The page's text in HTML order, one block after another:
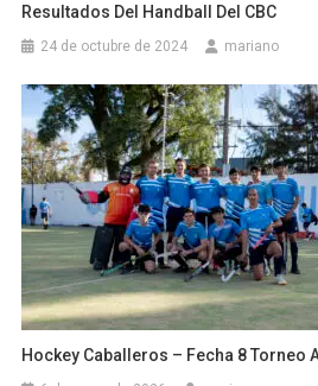
Resultados Del Handball Del CBC
24 de octubre de 2024 mariano
Hockey Caballeros – Fecha 8 Torneo